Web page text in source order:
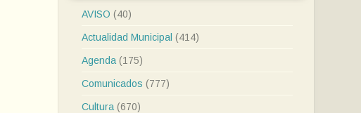
AVISO (40)
Actualidad Municipal (414)
Agenda (175)
Comunicados (777)
Cultura (670)